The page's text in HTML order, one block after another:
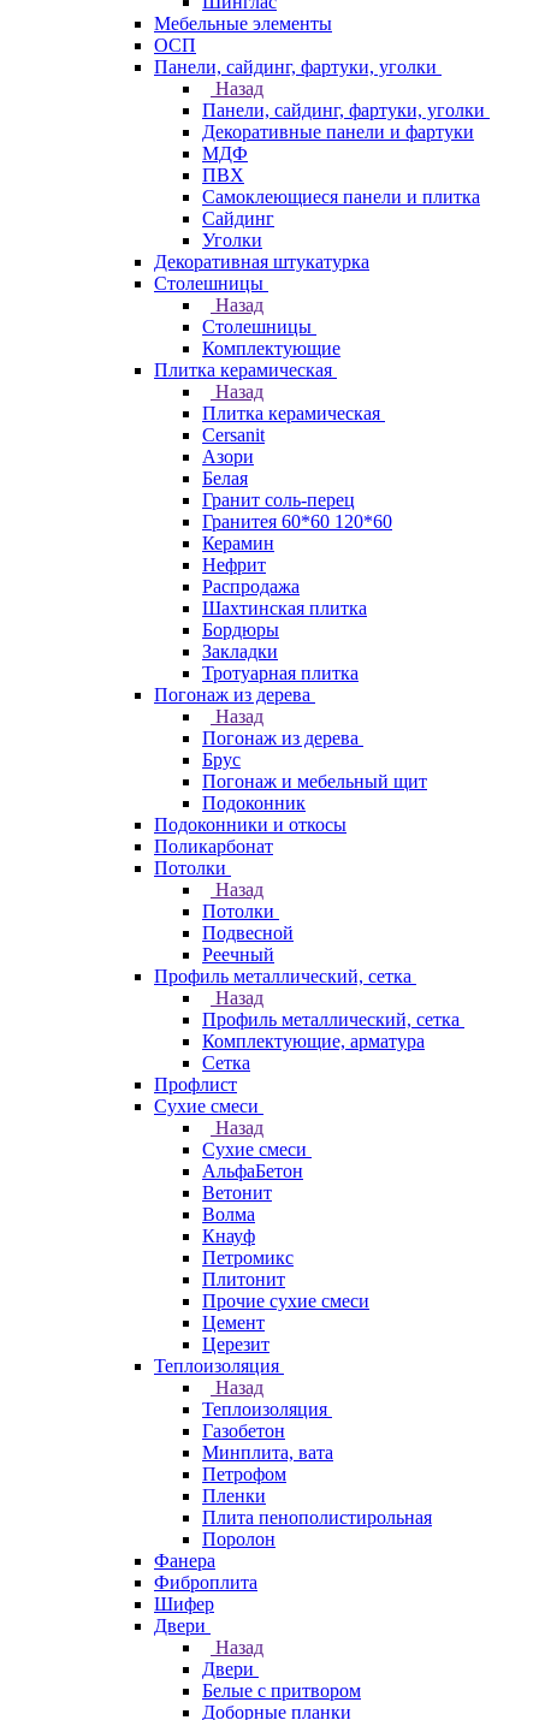
Мебельные элементы
ОСП
Панели, сайдинг, фартуки, уголки
Назад
Панели, сайдинг, фартуки, уголки
Декоративные панели и фартуки
МДФ
ПВХ
Самоклеющиеся панели и плитка
Сайдинг
Уголки
Декоративная штукатурка
Столешницы
Назад
Столешницы
Комплектующие
Плитка керамическая
Назад
Плитка керамическая
Cersanit
Азори
Белая
Гранит соль-перец
Гранитея 60*60 120*60
Керамин
Нефрит
Распродажа
Шахтинская плитка
Бордюры
Закладки
Тротуарная плитка
Погонаж из дерева
Назад
Погонаж из дерева
Брус
Погонаж и мебельный щит
Подоконник
Подоконники и откосы
Поликарбонат
Потолки
Назад
Потолки
Подвесной
Реечный
Профиль металлический, сетка
Назад
Профиль металлический, сетка
Комплектующие, арматура
Сетка
Профлист
Сухие смеси
Назад
Сухие смеси
АльфаБетон
Ветонит
Волма
Кнауф
Петромикс
Плитонит
Прочие сухие смеси
Цемент
Церезит
Теплоизоляция
Назад
Теплоизоляция
Газобетон
Минплита, вата
Петрофом
Пленки
Плита пенополистирольная
Поролон
Фанера
Фиброплита
Шифер
Двери
Назад
Двери
Белые с притвором
Доборные планки